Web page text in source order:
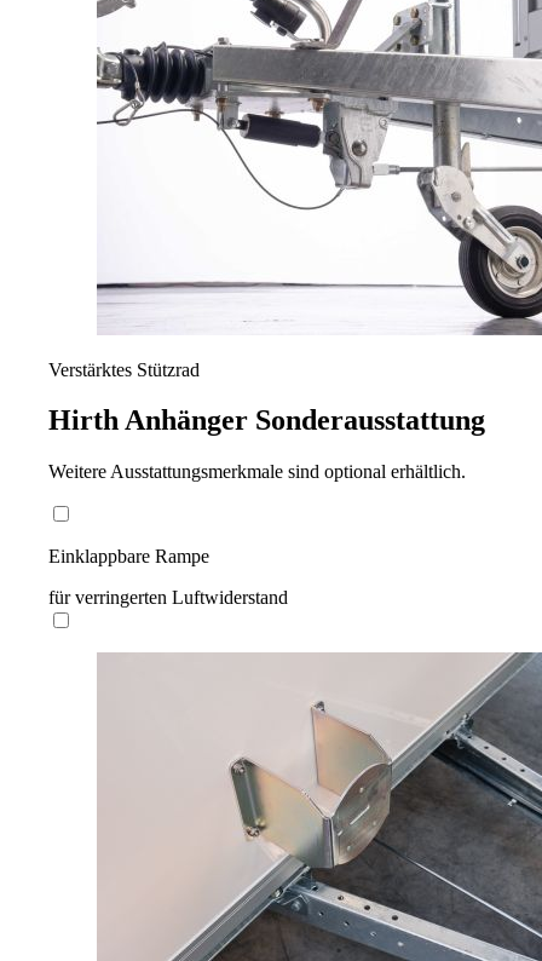
Verstärktes Stützrad
Hirth Anhänger Sonderausstattung
Weitere Ausstattungsmerkmale sind optional erhältlich.
Einklappbare Rampe
für verringerten Luftwiderstand